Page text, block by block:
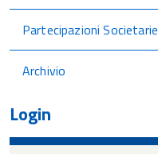
Partecipazioni Societarie
Archivio
Login